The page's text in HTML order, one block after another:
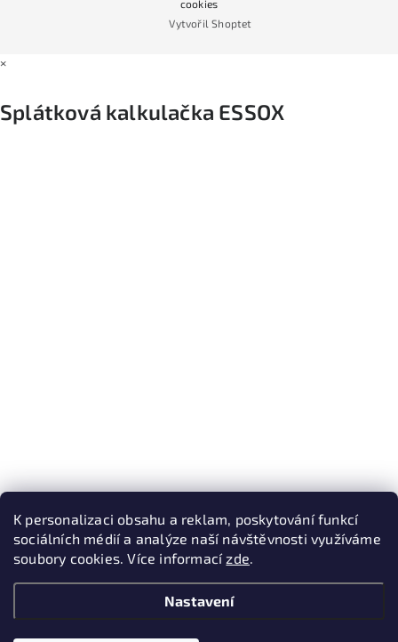
K personalizaci obsahu a reklam, poskytování funkcí
sociálních médií a analýze naší návštěvnosti využíváme
soubory cookies. Více informacízde.
Nastavení
Vytvořil Shoptet
cookies
×
Splátková kalkulačka ESSOX